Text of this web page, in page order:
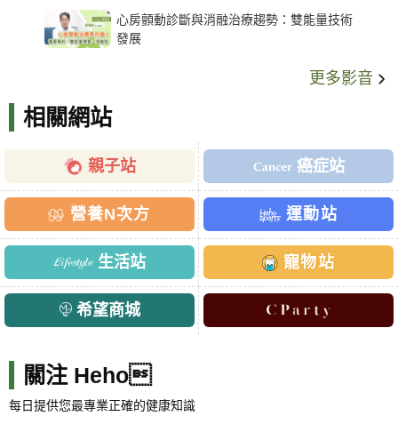
心房顫動診斷與消融治療趨勢：雙能量技術
發展
更多影音
相關網站
親子站 癌症站
營養N次方 運動站
生活站 寵物站
希望商城
關注 Heho
每日提供您最專業正確的健康知識